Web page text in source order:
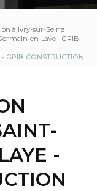
à Ivry-sur-Seine
en-Laye - GRIB
CONSTRUCTION
-